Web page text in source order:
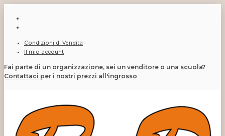
Condizioni di Vendita
Il mio account
Fai parte di un organizzazione, sei un venditore o una scuola?
Contattaci per i nostri prezzi all'ingrosso